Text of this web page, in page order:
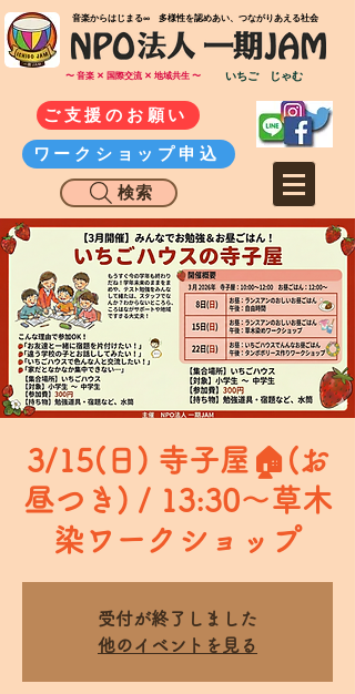
​音楽からはじまる∞ 多様性を認めあい、つながりあえる社会
〜 音楽 ✕ 国際交流 ✕ 地域共生 〜 いちご じゃむ
ご支援のお願い
ワークショップ申込
検索
3/15(日) 寺子屋🏠(お
昼つき) / 13:30～草木
染ワークショップ
受付が終了しました
他のイベントを見る